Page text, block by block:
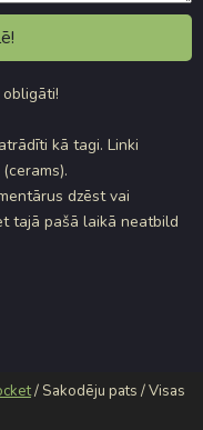
kā tagi. Linki
dzēst vai
tajā pašā laikā neatbild
/ Sakodēju pats / Visas